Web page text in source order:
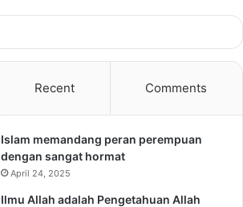
Recent Comments
Islam memandang peran perempuan
dengan sangat hormat
April 24, 2025
Ilmu Allah adalah Pengetahuan Allah